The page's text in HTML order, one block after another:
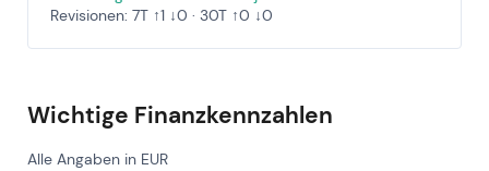
Revisionen: 7T ↑1 ↓0 · 30T ↑0 ↓0
Wichtige Finanzkennzahlen
Alle Angaben in EUR